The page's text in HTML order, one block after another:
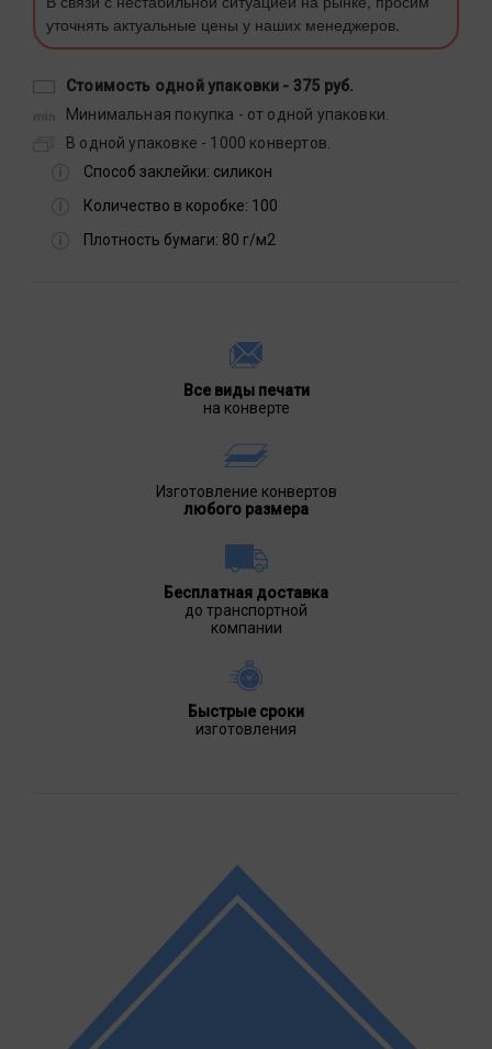
уточнять актуальные цены у наших менеджеров.
Стоимость одной упаковки - 375 руб.
Минимальная покупка - от одной упаковки.
В одной упаковке - 1000 конвертов.
Способ заклейки: силикон
Количество в коробке: 100
Плотность бумаги: 80 г/м2
Все виды печати
на конверте
Изготовление конвертов
любого размера
Бесплатная доставка
до транспортной
компании
Быстрые сроки
изготовления